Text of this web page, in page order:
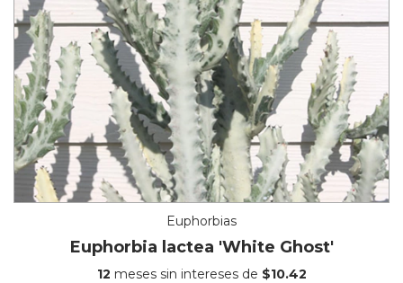
Euphorbias
Euphorbia lactea 'White Ghost'
12 meses sin intereses de $10.42